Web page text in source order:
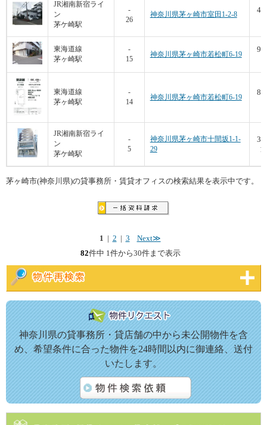
神奈川県の貸事務所・貸店舗の中から未公開物件を含
め、希望条件に合った物件を24時間以内に御連絡、送付
いたします。
JR湘南新宿ライ
ン
茅ケ崎駅
-
26
神奈川県茅ヶ崎市室田1-2-8
東海道線
茅ヶ崎駅
-
15
神奈川県茅ヶ崎市若松町6-19
東海道線
茅ヶ崎駅
-
14
神奈川県茅ヶ崎市若松町6-19
JR湘南新宿ライ
ン
茅ケ崎駅
-
5
神奈川県茅ヶ崎市十間坂1-1-
29
茅ヶ崎市(神奈川県)の貸事務所・賃貸オフィスの検索結果を表示中です。
1 2 3
Next≫
82件中 1件から30件まで表示